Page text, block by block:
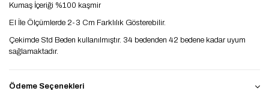
Kumaş İçeriği %100 kaşmir
El İle Ölçümlerde 2-3 Cm Farklılık Gösterebilir.
Çekimde Std Beden kullanılmıştır. 34 bedenden 42 bedene kadar uyum
sağlamaktadır.
Ödeme Seçenekleri